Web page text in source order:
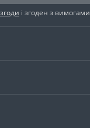
і згоден з вимогами